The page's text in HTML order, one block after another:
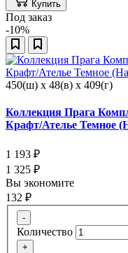
Купить
Под заказ
-10%
450(ш) x 48(в) x 409(г)
Коллекция Прага
Крафт/Ателье Темное
1 193 ₽
1 325 ₽
Вы экономите
132 ₽
-
Количество
+